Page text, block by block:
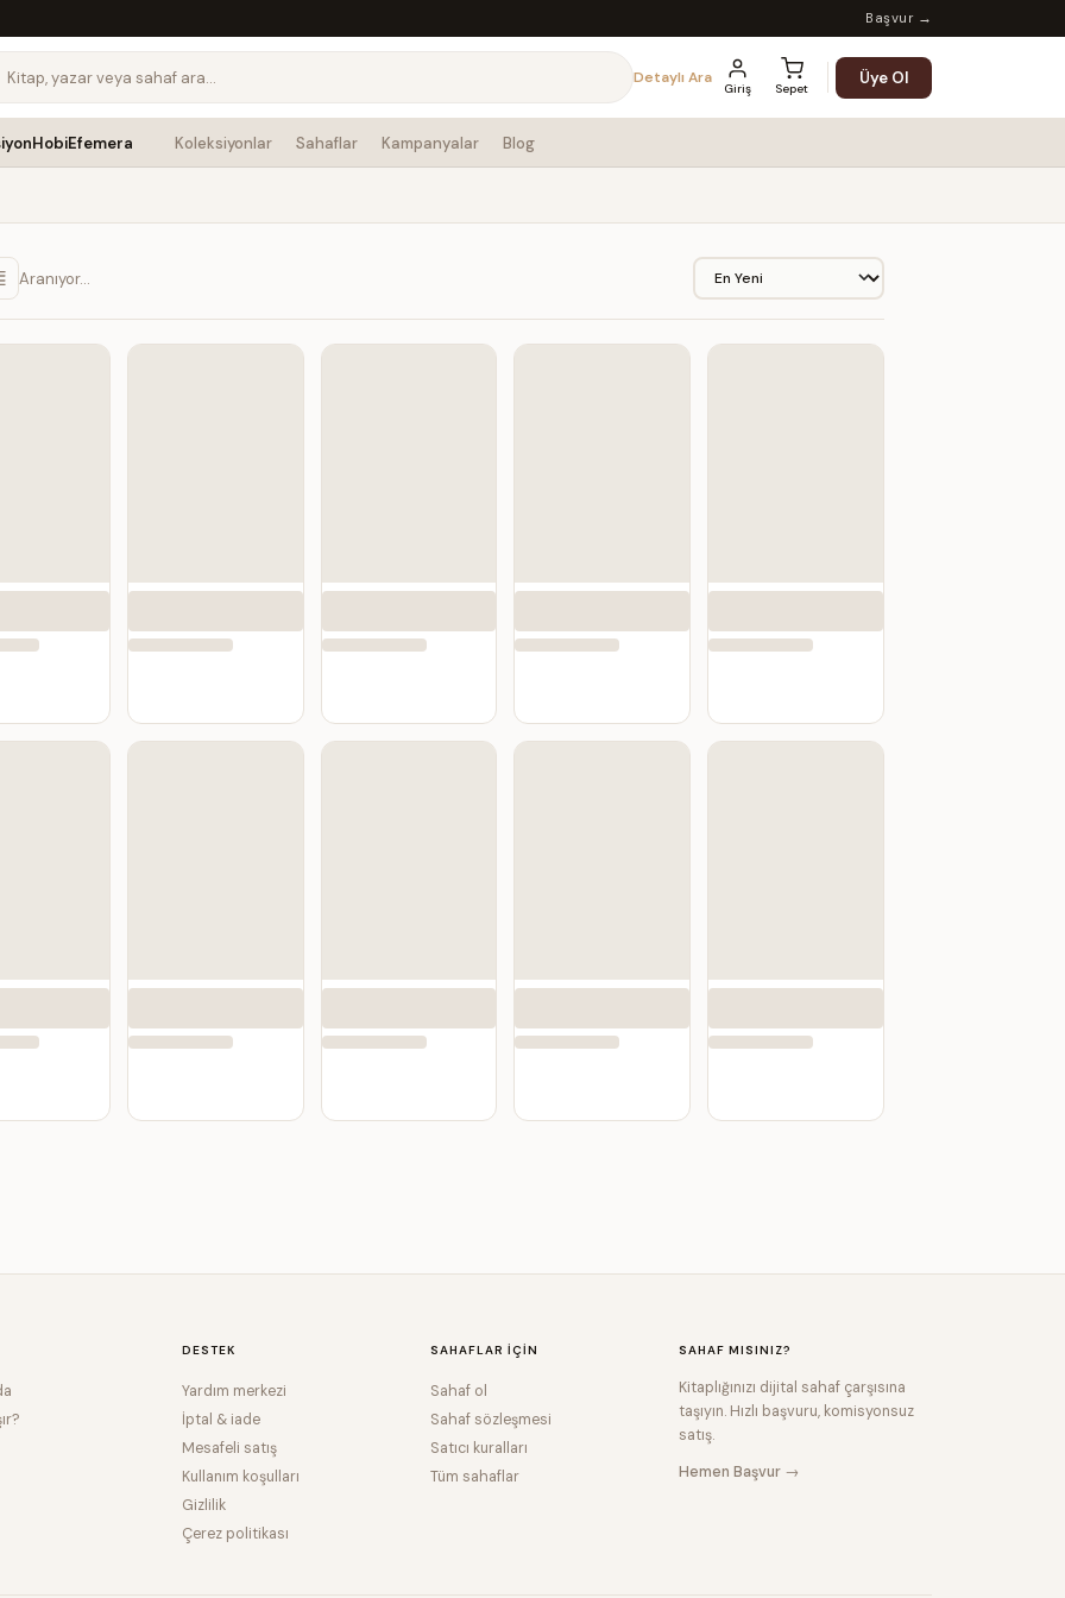
Başvur →
Detaylı Ara
Giriş Sepet
Üye Ol
HobiEfemera Koleksiyonlar Sahaflar Kampanyalar Blog
Aranıyor…
DESTEK
Yardım merkezi
İptal & iade
Mesafeli satış
Kullanım koşulları
Gizlilik
Çerez politikası
SAHAFLAR IÇIN
Sahaf ol
Sahaf sözleşmesi
Satıcı kuralları
Tüm sahaflar
SAHAF MISINIZ?
Kitaplığınızı dijital sahaf çarşısına
taşıyın. Hızlı başvuru, komisyonsuz
satış.
Hemen Başvur →